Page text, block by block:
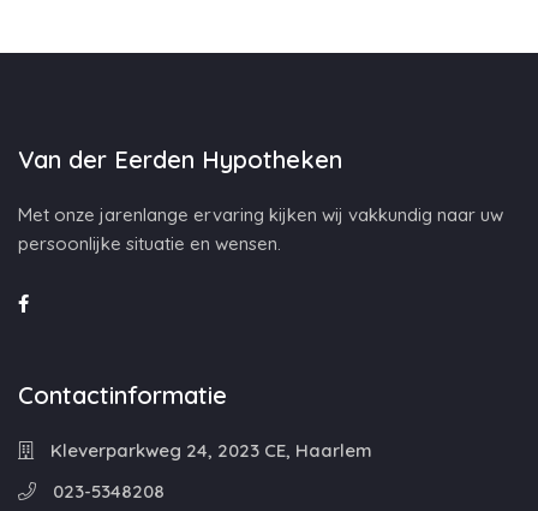
Van der Eerden Hypotheken
Met onze jarenlange ervaring kijken wij vakkundig naar uw
persoonlijke situatie en wensen.
Contactinformatie
Kleverparkweg 24, 2023 CE, Haarlem
023-5348208